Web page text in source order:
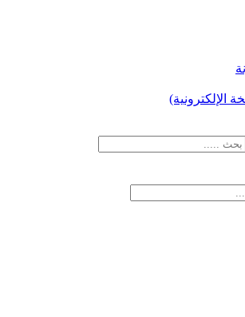
الإلكترونية)